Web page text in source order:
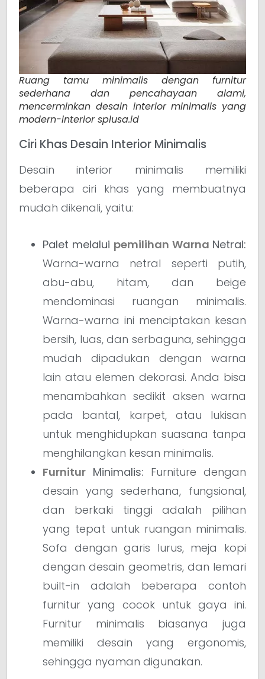
Ruang tamu minimalis dengan furnitur
sederhana dan pencahayaan alami,
mencerminkan desain interior minimalis yang
modern-interior splusa.id
Ciri Khas Desain Interior Minimalis
Desain interior minimalis memiliki
beberapa ciri khas yang membuatnya
mudah dikenali, yaitu:
Palet melalui pemilihan Warna Netral:
Warna-warna netral seperti putih,
abu-abu, hitam, dan beige
mendominasi ruangan minimalis.
Warna-warna ini menciptakan kesan
bersih, luas, dan serbaguna, sehingga
mudah dipadukan dengan warna
lain atau elemen dekorasi. Anda bisa
menambahkan sedikit aksen warna
pada bantal, karpet, atau lukisan
untuk menghidupkan suasana tanpa
menghilangkan kesan minimalis.
Furnitur Minimalis: Furniture dengan
desain yang sederhana, fungsional,
dan berkaki tinggi adalah pilihan
yang tepat untuk ruangan minimalis.
Sofa dengan garis lurus, meja kopi
dengan desain geometris, dan lemari
built-in adalah beberapa contoh
furnitur yang cocok untuk gaya ini.
Furnitur minimalis biasanya juga
memiliki desain yang ergonomis,
sehingga nyaman digunakan.